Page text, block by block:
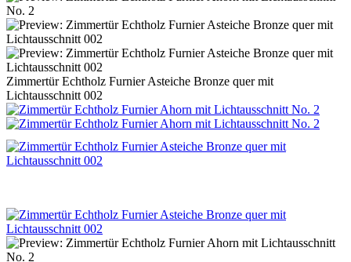
Zimmertür Echtholz Furnier Asteiche Bronze quer mit
Lichtausschnitt 002